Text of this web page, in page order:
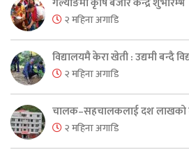
२ महिना अगाडि
विद्यालयमै केरा खेती : उद्यमी बन्दै
२ महिना अगाडि
चालक–सहचालकलाई दश लाखको
२ महिना अगाडि